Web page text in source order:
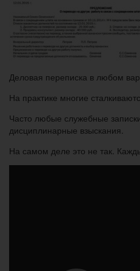
Деловая переписка в любом
На практике многие
Часто любые служебные
дисциплинарные взыскания.
На самом деле это не так.